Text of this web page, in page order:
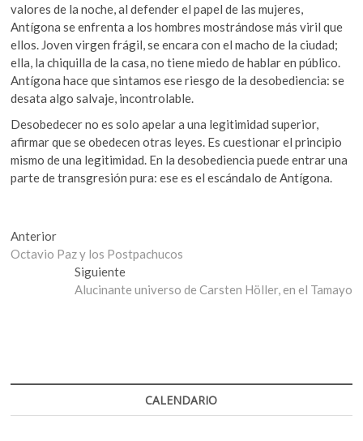
valores de la noche, al defender el papel de las mujeres,
Antígona se enfrenta a los hombres mostrándose más viril que
ellos. Joven virgen frágil, se encara con el macho de la ciudad;
ella, la chiquilla de la casa, no tiene miedo de hablar en público.
Antígona hace que sintamos ese riesgo de la desobediencia: se
desata algo salvaje, incontrolable.
Desobedecer no es solo apelar a una legitimidad superior,
afirmar que se obedecen otras leyes. Es cuestionar el principio
mismo de una legitimidad. En la desobediencia puede entrar una
parte de transgresión pura: ese es el escándalo de Antígona.
Navegación
de
entradas
AnteriorEntrada
anterior:
Octavio Paz y los Postpachucos
SiguienteEntrada
siguiente:
Alucinante universo de Carsten Höller, en el Tamayo
CALENDARIO